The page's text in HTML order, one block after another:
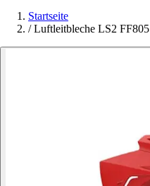
Startseite
/ Luftleitbleche LS2 FF805